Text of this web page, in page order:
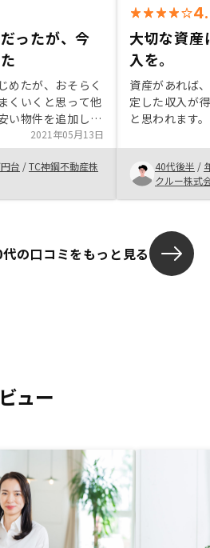
ったが、今
めたが、おそらく
くいくと思って他
い物件を追加した
問はA Iが回答す
2021年05月13日
台 /TC神鋼不動産株
大切な資産
入を。
資産があれば
定した収入が
と思われます
択肢のひとつ
われます。年
やくをわかり
れます。
40代後半 /
クルー株式
の口コミをもっと見る
ュー